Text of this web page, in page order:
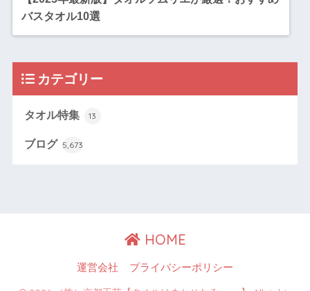
バスタオル10選
カテゴリー
タオル特集 13
ブログ 5,673
HOME
運営会社 プライバシーポリシー